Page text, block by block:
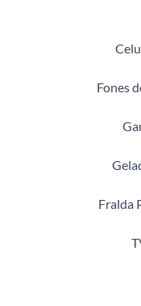
Fones
Fralda